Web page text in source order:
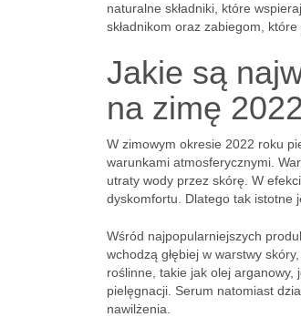
naturalne składniki, które
składnikom oraz zabiegom,
Jakie są
na zimę
W zimowym okresie 2022 roku
warunkami atmosferycznymi.
utraty wody przez skórę. W
dyskomfortu. Dlatego tak istotne
Wśród najpopularniejszych
wchodzą głębiej w warstwy
roślinne, takie jak olej arganowy,
pielęgnacji. Serum natomiast
nawilżenia.